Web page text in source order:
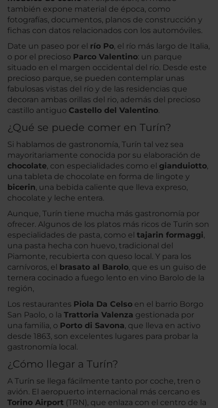
también expone material de época, como
fotografías, documentos, planos de construcción y
fichas con datos relacionados con los automóviles.
Date un paseo por el río Po, el río más largo de Italia,
o por el precioso Parco Valentino: un parque
situado en el margen occidental del río. Desde este
precioso parque, se pueden contemplar unas
fabulosas vistas del río y de las residencias que
decoran ambas orillas del rio, además del precioso
castillo antiguo Castello del Valentino.
¿Qué se puede comer en Turín?
Si hablamos de gastronomía, Turín tal vez sea
mayoritariamente conocida por su elaboración de
chocolate, con especialidades como el gianduiotto,
una tableta de chocolate en forma de lingote y
bicerin, una bebida caliente que lleva expreso,
chocolate y leche entera.
Aunque, Turín tiene mucha más gastronomía por
ofrecer. Algunos de los platos más ricos de Turín son
especialidades de pasta, como el tajarin formaggi,
una pasta hecha con huevo, tradicional del
Piamonte, recubierta con queso local. Y para los
carnívoros, el brasato al Barolo, que es un guiso de
ternera cocinado a fuego lento en vino Barolo de la
región,
Los restaurantes Piola Da Celso en el barrio Borgo
San Paolo, o la Trattoria Valenza gestionada por
una familia, o Porto di Savona, que lleva en activo
desde 1863, son excelentes lugares para probar la
gastronomía local.
¿Cómo llegar a Turín?
A Turín se llega fácilmente tanto por coche, tren o
avión. El aeropuerto internacional más cercano es
Torino Airport (TRN), que enlaza con el centro de la